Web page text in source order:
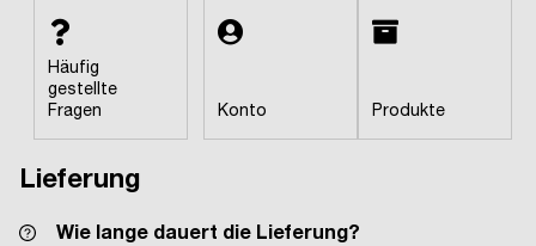
Häufig
gestellte
Fragen
Konto Produkte
Lieferung
Wie lange dauert die Lieferung?